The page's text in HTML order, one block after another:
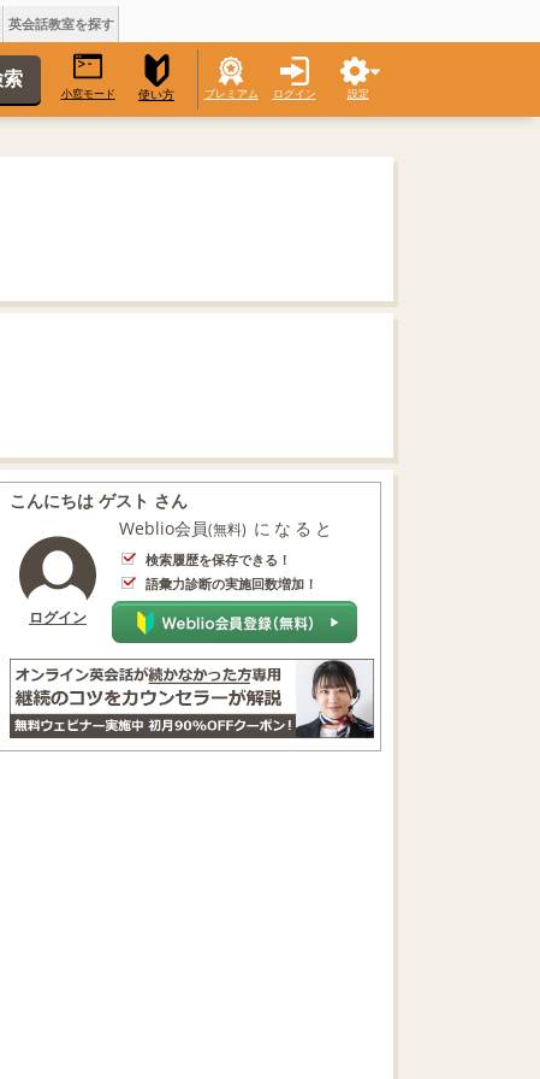
英会話教室を探す
小窓モード 使い方 プレミアム ログイン 設定
こんにちは ゲスト さん
ログイン
Weblio会員(無料) になると
検索履歴を保存できる！
語彙力診断の実施回数増加！